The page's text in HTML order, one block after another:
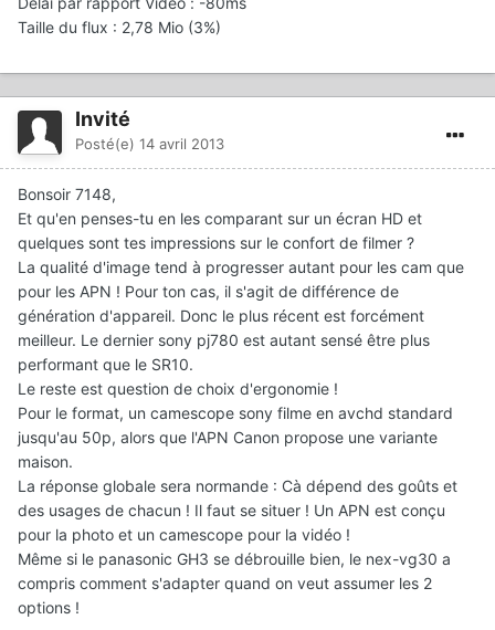
Taille du flux : 2,78 Mio (3%)
Invité
Posté(e) 14 avril 2013
Bonsoir 7148,
Et qu'en penses-tu en les comparant sur un écran HD et
quelques sont tes impressions sur le confort de filmer ?
La qualité d'image tend à progresser autant pour les cam que
pour les APN ! Pour ton cas, il s'agit de différence de
génération d'appareil. Donc le plus récent est forcément
meilleur. Le dernier sony pj780 est autant sensé être plus
performant que le SR10.
Le reste est question de choix d'ergonomie !
Pour le format, un camescope sony filme en avchd standard
jusqu'au 50p, alors que l'APN Canon propose une variante
maison.
La réponse globale sera normande : Cà dépend des goûts et
des usages de chacun ! Il faut se situer ! Un APN est conçu
pour la photo et un camescope pour la vidéo !
Même si le panasonic GH3 se débrouille bien, le nex-vg30 a
compris comment s'adapter quand on veut assumer les 2
options !